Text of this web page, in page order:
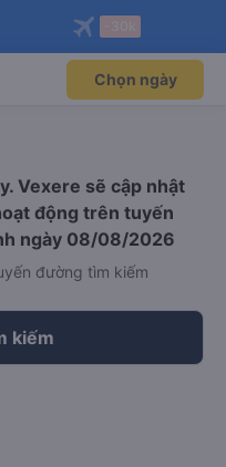
độc
Mở app
bay qua
Mở app
Chọn ngày
Vexere sẽ cập nhật
động trên tuyến
ngày 08/08/2026
đường tìm kiếm
kiếm